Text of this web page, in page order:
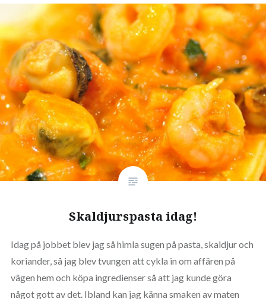
Skaldjurspasta idag!
Idag på jobbet blev jag så himla sugen på pasta, skaldjur och
koriander, så jag blev tvungen att cykla in om affären på
vägen hem och köpa ingredienser så att jag kunde göra
något gott av det. Ibland kan jag känna smaken av maten